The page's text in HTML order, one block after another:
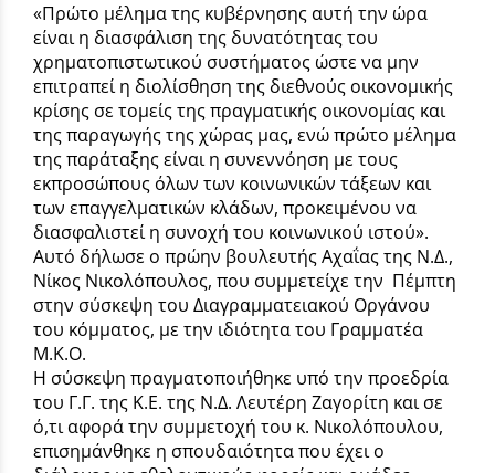
«Πρώτο μέλημα της κυβέρνησης αυτή την ώρα
είναι η διασφάλιση της δυνατότητας του
χρηματοπιστωτικού συστήματος ώστε να μην
επιτραπεί η διολίσθηση της διεθνούς οικονομικής
κρίσης σε τομείς της πραγματικής οικονομίας και
της παραγωγής της χώρας μας, ενώ πρώτο μέλημα
της παράταξης είναι η συνεννόηση με τους
εκπροσώπους όλων των κοινωνικών τάξεων και
των επαγγελματικών κλάδων, προκειμένου να
διασφαλιστεί η συνοχή του κοινωνικού ιστού».
Αυτό δήλωσε ο πρώην βουλευτής Αχαΐας της Ν.Δ.,
Νίκος Νικολόπουλος, που συμμετείχε την Πέμπτη
στην σύσκεψη του Διαγραμματειακού Οργάνου
του κόμματος, με την ιδιότητα του Γραμματέα
Μ.Κ.Ο.
Η σύσκεψη πραγματοποιήθηκε υπό την προεδρία
του Γ.Γ. της Κ.Ε. της Ν.Δ. Λευτέρη Ζαγορίτη και σε
ό,τι αφορά την συμμετοχή του κ. Νικολόπουλου,
επισημάνθηκε η σπουδαιότητα που έχει ο